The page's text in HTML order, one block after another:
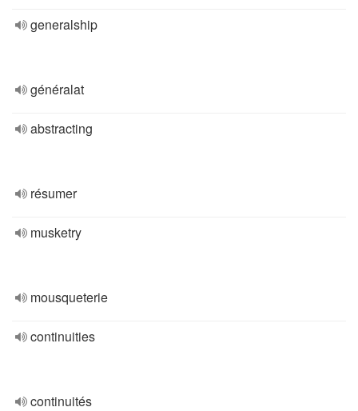
generalship
généralat
abstracting
résumer
musketry
mousqueterie
continuities
continuités